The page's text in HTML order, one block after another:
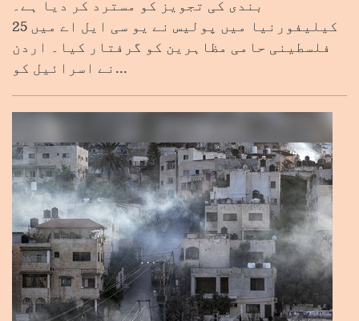
بندی کی تجویز کو مسترد کر دیا ہے۔
کیلیفورنیا میں پولیس نے یو سی ایل اے میں 25
فلسطینی حامی مظاہرین کو گرفتار کیا۔ اردن
نے اسرائیل کو...